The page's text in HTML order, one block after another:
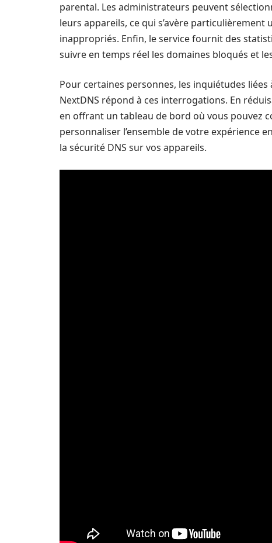
parental. Les administrateurs peuvent
leurs appareils, ce qui s’avère
inappropriés. Enfin, le service fournit des
suivre en temps réel les domaines bloqués et
Pour certaines personnes, les inquiétudes
NextDNS répond à ces interrogations. En
en offrant un tableau de bord où vous pouvez
personnaliser l’ensemble de votre expérience
la sécurité DNS sur vos appareils.